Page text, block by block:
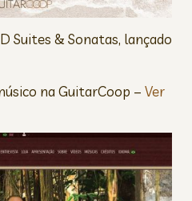
Suites & Sonatas, lançado
na GuitarCoop – Ver